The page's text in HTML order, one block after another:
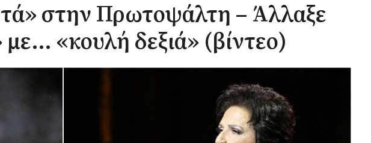
στην Πρωτοψάλτη – Άλλαξε
με… «κουλή δεξιά» (βίντεο)